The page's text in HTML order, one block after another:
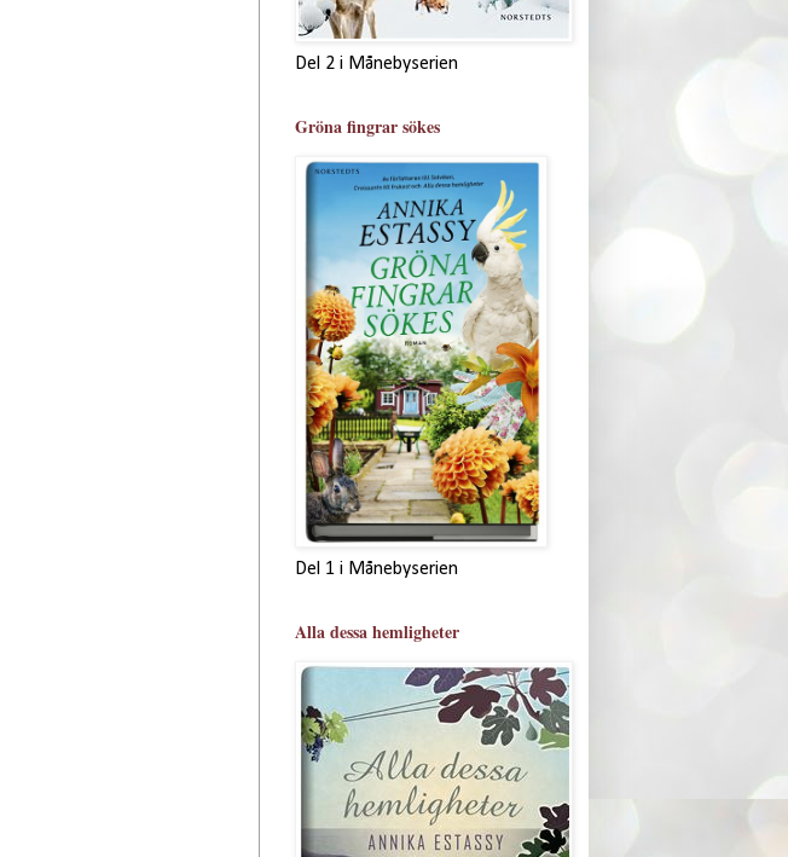
Del 2 i Månebyserien
Gröna fingrar sökes
Del 1 i Månebyserien
Alla dessa hemligheter